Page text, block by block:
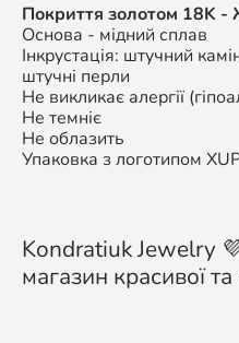
Покриття золотом 18K -
Основа - мідний сплав
Інкрустація: штучний
штучні перли
Не викликає алергії
Не темніє
Не облазить
Упаковка з логотипом
Kondratiuk Jewelry
магазин красивої та